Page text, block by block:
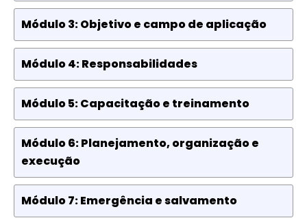
Módulo 3: Objetivo e campo de aplicação
Módulo 4: Responsabilidades
Módulo 5: Capacitação e treinamento
Módulo 6: Planejamento, organização e
execução
Módulo 7: Emergência e salvamento